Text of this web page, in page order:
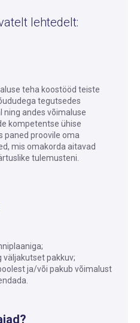
lehtedelt:
teha koostööd teiste
tegutsedes
ning andes võimaluse
kompetentse ühise
paned proovile oma
mis omakorda aitavad
tulemusteni.
väljakutset pakkuv;
ja/või pakub võimalust